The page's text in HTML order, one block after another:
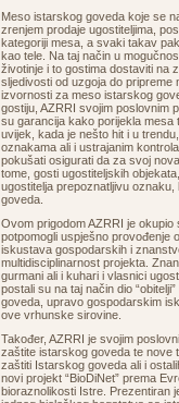
Meso istarskog goveda koje se
zrenjem prodaje ugostiteljima,
kategoriji mesa, a svaki takav
kao tele. Na taj način u
životinje i to gostima dostaviti na
sljedivosti od uzgoja do
izvornosti za meso istarskog
gostiju, AZRRI svojim poslovnim
su garancija kako porijekla mesa
uvijek, kada je nešto hit i u
oznakama ali i ustrajanim
pokušati osigurati da za svoj
tome, gosti ugostiteljskih
ugostitelja prepoznatljivu
goveda.
Ovom prigodom AZRRI je
potpomogli uspješno provođenje
iskustava gospodarskih i
multidisciplinarnost projekta.
gurmani ali i kuhari i vlasnici
postali su na taj način dio
goveda, upravo gospodarskim
ove vrhunske sirovine.
Također, AZRRI je svojim
zaštite istarskog goveda te nove
zaštiti Istarskog goveda ali i
novi projekt “BioDiNet” prema
bioraznolikosti Istre. Prezentiran